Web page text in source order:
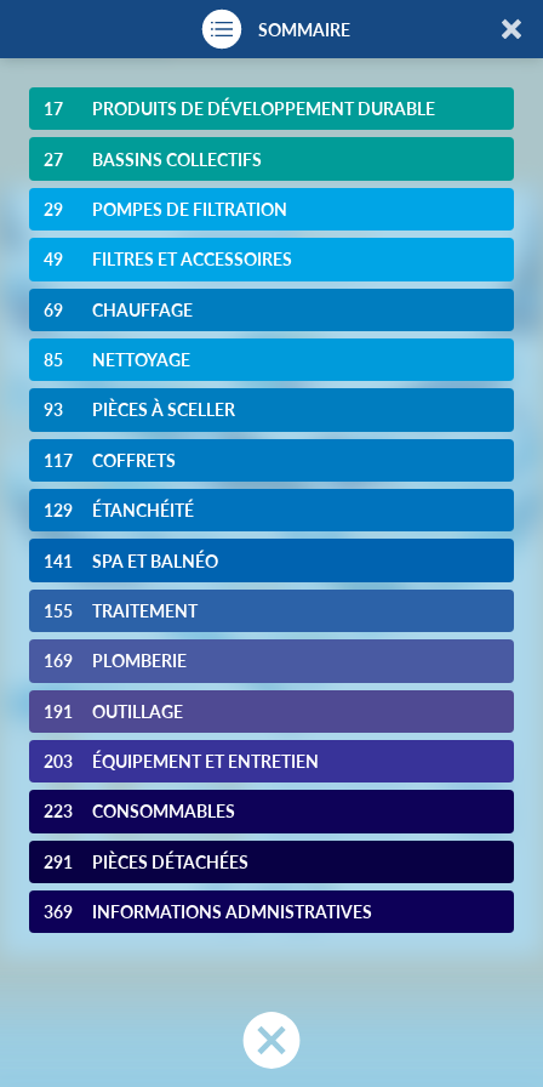
SOMMAIRE
17 PRODUITS DE DÉVELOPPEMENT DURABLE
27 BASSINS COLLECTIFS
29 POMPES DE FILTRATION
49 FILTRES ET ACCESSOIRES
69 CHAUFFAGE
85 NETTOYAGE
93 PIÈCES À SCELLER
117 COFFRETS
129 ÉTANCHÉITÉ
141 SPA ET BALNÉO
155 TRAITEMENT
169 PLOMBERIE
191 OUTILLAGE
203 ÉQUIPEMENT ET ENTRETIEN
223 CONSOMMABLES
291 PIÈCES DÉTACHÉES
369 INFORMATIONS ADMNISTRATIVES